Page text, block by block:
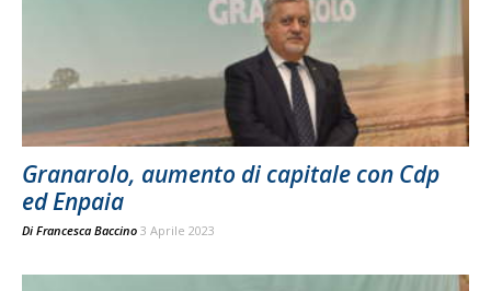
Granarolo, aumento di capitale con Cdp
ed Enpaia
Di Francesca Baccino 3 Aprile 2023